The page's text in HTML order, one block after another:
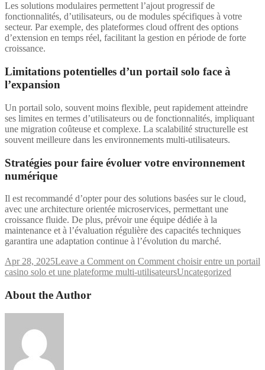
Les solutions modulaires permettent l’ajout progressif de
fonctionnalités, d’utilisateurs, ou de modules spécifiques à votre
secteur. Par exemple, des plateformes cloud offrent des options
d’extension en temps réel, facilitant la gestion en période de forte
croissance.
Limitations potentielles d’un portail solo face à
l’expansion
Un portail solo, souvent moins flexible, peut rapidement atteindre
ses limites en termes d’utilisateurs ou de fonctionnalités, impliquant
une migration coûteuse et complexe. La scalabilité structurelle est
souvent meilleure dans les environnements multi-utilisateurs.
Stratégies pour faire évoluer votre environnement
numérique
Il est recommandé d’opter pour des solutions basées sur le cloud,
avec une architecture orientée microservices, permettant une
croissance fluide. De plus, prévoir une équipe dédiée à la
maintenance et à l’évaluation régulière des capacités techniques
garantira une adaptation continue à l’évolution du marché.
Apr 28, 2025Leave a Comment on Comment choisir entre un portail
casino solo et une plateforme multi-utilisateursUncategorized
About the Author